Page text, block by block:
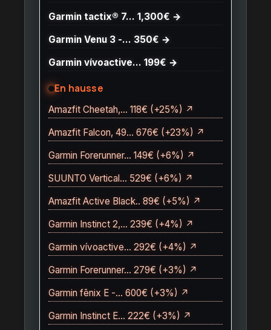
Garmin tactix® 7… 1,300€ →
Garmin Venu 3 -… 350€ →
Garmin vívoactive… 199€ →
En hausse
Amazfit Cheetah,… 118€ (+25%) ↗
Amazfit Falcon, 49… 676€ (+23%) ↗
Garmin Forerunner… 149€ (+6%) ↗
SUUNTO Vertical… 529€ (+6%) ↗
Amazfit Active Black.. 89€ (+5%) ↗
Garmin Instinct 2,… 239€ (+4%) ↗
Garmin vívoactive… 292€ (+4%) ↗
Garmin Forerunner… 279€ (+3%) ↗
Garmin fēnix E -… 600€ (+3%) ↗
Garmin Instinct E… 222€ (+3%) ↗